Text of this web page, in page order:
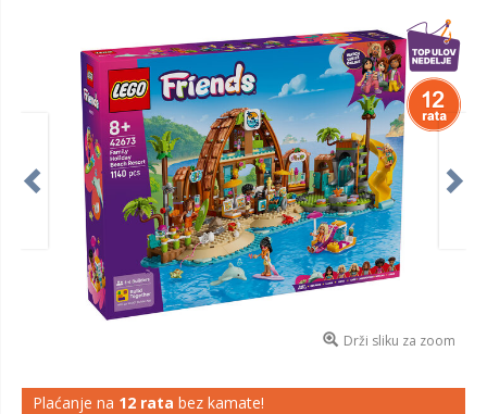
Drži sliku za zoom
Plaćanje na 12 rata bez kamate!